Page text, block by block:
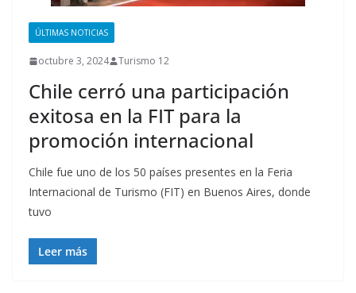
ÚLTIMAS NOTICIAS
octubre 3, 2024 Turismo 12
Chile cerró una participación
exitosa en la FIT para la
promoción internacional
Chile fue uno de los 50 países presentes en la Feria
Internacional de Turismo (FIT) en Buenos Aires, donde
tuvo
Leer más